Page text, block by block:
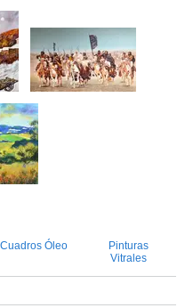
Cuadros Óleo
Pinturas
Vitrales